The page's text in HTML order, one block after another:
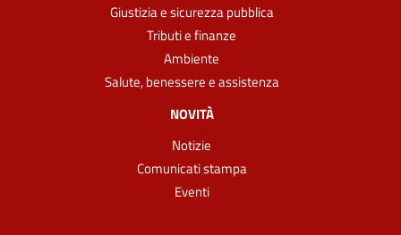
Giustizia e sicurezza pubblica
Tributi e finanze
Ambiente
Salute, benessere e assistenza
NOVITÀ
Notizie
Comunicati stampa
Eventi